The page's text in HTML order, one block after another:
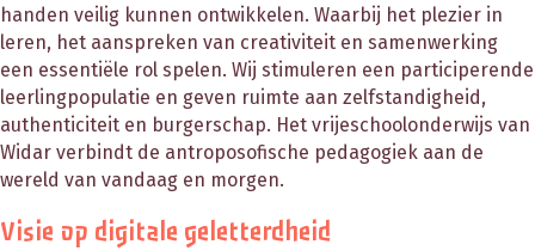
handen veilig kunnen ontwikkelen. Waarbij het plezier in
leren, het aanspreken van creativiteit en samenwerking
een essentiële rol spelen. Wij stimuleren een participerende
leerlingpopulatie en geven ruimte aan zelfstandigheid,
authenticiteit en burgerschap. Het vrijeschoolonderwijs van
Widar verbindt de antroposofische pedagogiek aan de
wereld van vandaag en morgen.
Visie op digitale geletterdheid